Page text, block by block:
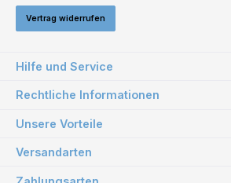
Vertrag widerrufen
Hilfe und Service
Rechtliche Informationen
Unsere Vorteile
Versandarten